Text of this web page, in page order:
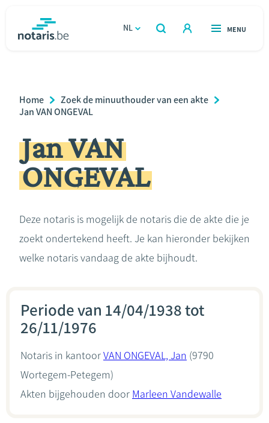
gaan
NL
OPEN
ZOEKEN
OPEN
MENU
Relatie & samenleven
Erven & schenken
Ondernemen
Rekenmodules
Breadcrumb
Home
Zoek de minuuthouder van een akte
Jan VAN ONGEVAL
Jan VAN
ONGEVAL
Deze notaris is mogelijk de notaris die de akte die je
zoekt ondertekend heeft. Je kan hieronder bekijken
welke notaris vandaag de akte bijhoudt.
Periode van 14/04/1938 tot
26/11/1976
Notaris in kantoorVAN ONGEVAL, Jan (9790
Wortegem-Petegem)
Akten bijgehouden door Marleen Vandewalle